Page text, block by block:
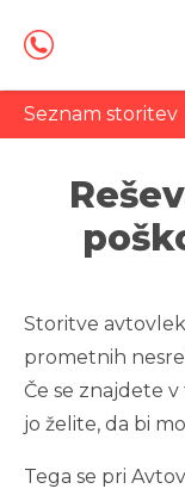
Seznam storitev
Prevozi vozil v
Pomoč na cesti
Prevozi novih
Storitve
prometnih
Če se znajdete v
jo želite, da bi
Tega se pri